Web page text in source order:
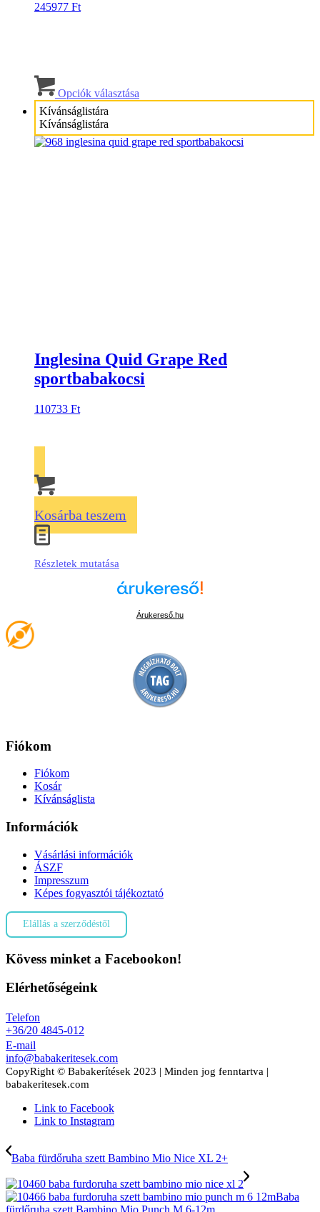
245977 Ft
Opciók választása
terméknek
van.
Kívánságlistára
Kívánságlistára
Inglesina Quid Grape Red
sportbabakocsi
110733 Ft
Kosárba teszem
Részletek mutatása
Árukereső.hu
Fiókom
Fiókom
Kosár
Kívánságlista
Információk
Vásárlási információk
ÁSZF
Impresszum
Képes fogyasztói tájékoztató
Elállás a szerződéstől
Kövess minket a Facebookon!
Elérhetőségeink
Telefon
+36/20 4845-012
E-mail
info@babakeritesek.com
CopyRight © Babakerítések 2023 | Minden jog fenntartva |
babakeritesek.com
Link to Facebook
Link to Instagram
Baba fürdőruha szett Bambino Mio Nice XL 2+
Baba
fürdőruha szett Bambino Mio Punch M 6-12m